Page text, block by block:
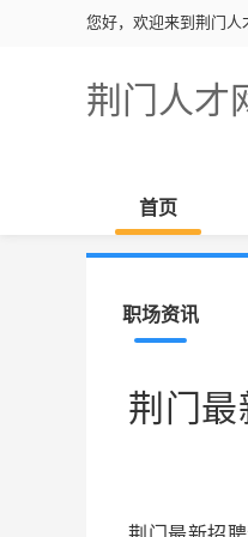
您好，欢迎来到荆门人
荆门人才
首页
职场资讯
荆门最